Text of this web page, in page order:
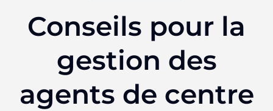
Conseils pour la
gestion des
agents de centre